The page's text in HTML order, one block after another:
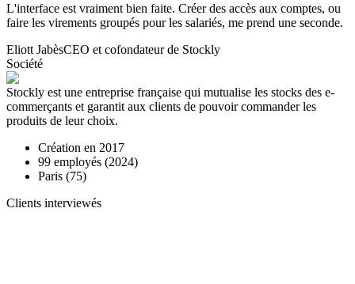
L'interface est vraiment bien faite. Créer des accès aux comptes, ou
faire les virements groupés pour les salariés, me prend une seconde.
Eliott JabèsCEO et cofondateur de Stockly
Société
Stockly est une entreprise française qui mutualise les stocks des e-
commerçants et garantit aux clients de pouvoir commander les
produits de leur choix.
Création en 2017
99 employés (2024)
Paris (75)
Clients interviewés